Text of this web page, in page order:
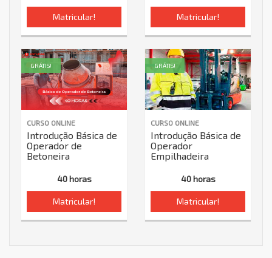
Matricular! Matricular!
CURSO ONLINE
Introdução Básica de
Operador de
Betoneira
40 horas
Matricular!
GRÁTIS!
CURSO ONLINE
Introdução Básica de
Operador
Empilhadeira
40 horas
Matricular!
GRÁTIS!